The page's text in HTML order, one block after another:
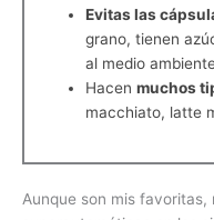
Evitas las
grano, tienen
al medio
Hacen muchos
macchiato, latte
Aunque son mis